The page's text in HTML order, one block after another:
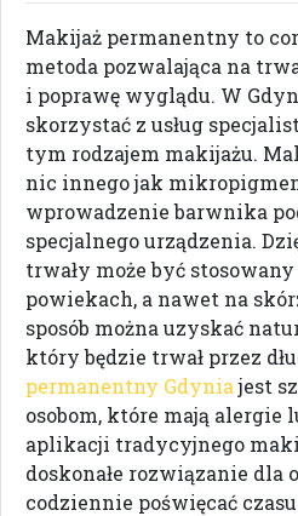
Makijaż permanentny to
metoda pozwalająca na
i poprawę wyglądu. W
skorzystać z usług
tym rodzajem makijażu.
nic innego jak
wprowadzenie barwnika
specjalnego urządzenia.
trwały może być
powiekach, a nawet na
sposób można uzyskać
który będzie trwał przez
permanentny Gdyniajest
osobom, które mają alergie
aplikacji tradycyjnego
doskonałe rozwiązanie dla
codziennie poświęcać